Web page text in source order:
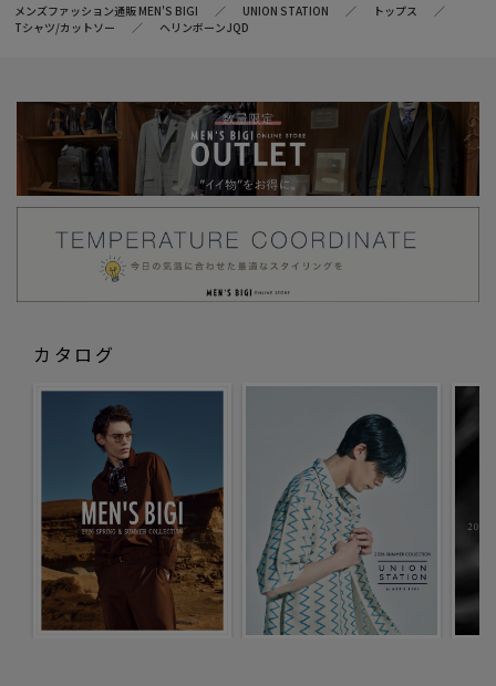
メンズファッション通販 MEN'S BIGI UNION STATION
トップス
Tシャツ/カットソー
ヘリンボーンJQD
カタログ